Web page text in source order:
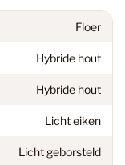
Floer
Hybride hout
Hybride hout
Licht eiken
Licht geborsteld